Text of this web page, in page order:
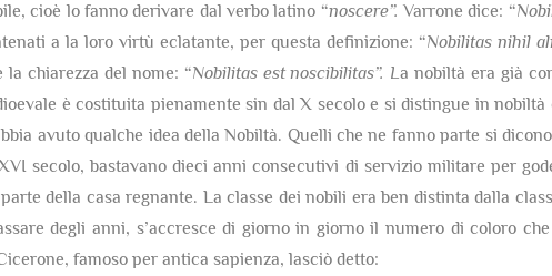
cioè lo fanno derivare dal verbo latino “noscere”.Varrone dice: “
a la loro virtù eclatante, per questa definizione: “Nobilitas nihil
la chiarezza del nome: “Nobilitas est noscibilitas”. La nobiltà era già
è costituita pienamente sin dal X secolo e si distingue in
avuto qualche idea della Nobiltà. Quelli che ne fanno parte si
secolo, bastavano dieci anni consecutivi di servizio militare per
della casa regnante. La classe dei nobili era ben distinta dalla
degli anni, s’accresce di giorno in giorno il numero di coloro
famoso per antica sapienza, lasciò detto: